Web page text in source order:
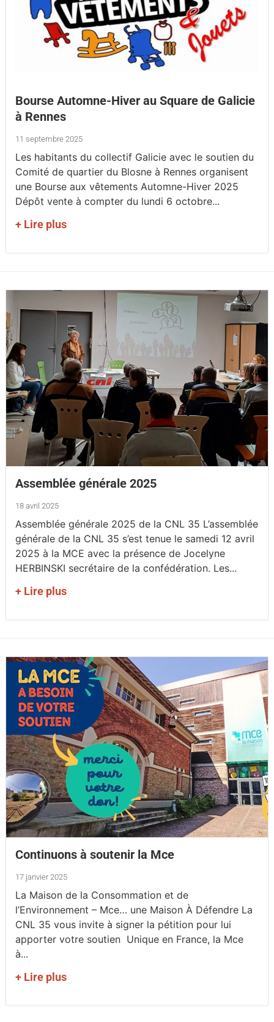
Bourse Automne-Hiver au Square de Galicie
à Rennes
11 septembre 2025
Les habitants du collectif Galicie avec le soutien du
Comité de quartier du Blosne à Rennes organisent
une Bourse aux vêtements Automne-Hiver 2025
Dépôt vente à compter du lundi 6 octobre...
+ Lire plus
Assemblée générale 2025
18 avril 2025
Assemblée générale 2025 de la CNL 35 L’assemblée
générale de la CNL 35 s’est tenue le samedi 12 avril
2025 à la MCE avec la présence de Jocelyne
HERBINSKI secrétaire de la confédération. Les...
+ Lire plus
Continuons à soutenir la Mce
17 janvier 2025
La Maison de la Consommation et de
l’Environnement – Mce… une Maison À Défendre La
CNL 35 vous invite à signer la pétition pour lui
apporter votre soutien Unique en France, la Mce
à...
+ Lire plus